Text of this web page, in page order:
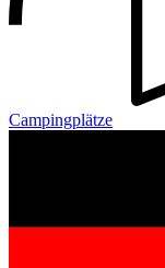
Campingplätze